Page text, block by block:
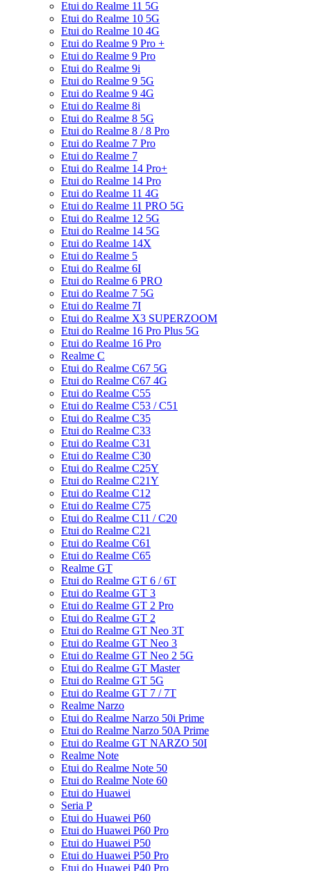
Etui do Realme 11 5G
Etui do Realme 10 5G
Etui do Realme 10 4G
Etui do Realme 9 Pro +
Etui do Realme 9 Pro
Etui do Realme 9i
Etui do Realme 9 5G
Etui do Realme 9 4G
Etui do Realme 8i
Etui do Realme 8 5G
Etui do Realme 8 / 8 Pro
Etui do Realme 7 Pro
Etui do Realme 7
Etui do Realme 14 Pro+
Etui do Realme 14 Pro
Etui do Realme 11 4G
Etui do Realme 11 PRO 5G
Etui do Realme 12 5G
Etui do Realme 14 5G
Etui do Realme 14X
Etui do Realme 5
Etui do Realme 6I
Etui do Realme 6 PRO
Etui do Realme 7 5G
Etui do Realme 7I
Etui do Realme X3 SUPERZOOM
Etui do Realme 16 Pro Plus 5G
Etui do Realme 16 Pro
Realme C
Etui do Realme C67 5G
Etui do Realme C67 4G
Etui do Realme C55
Etui do Realme C53 / C51
Etui do Realme C35
Etui do Realme C33
Etui do Realme C31
Etui do Realme C30
Etui do Realme C25Y
Etui do Realme C21Y
Etui do Realme C12
Etui do Realme C75
Etui do Realme C11 / C20
Etui do Realme C21
Etui do Realme C61
Etui do Realme C65
Realme GT
Etui do Realme GT 6 / 6T
Etui do Realme GT 3
Etui do Realme GT 2 Pro
Etui do Realme GT 2
Etui do Realme GT Neo 3T
Etui do Realme GT Neo 3
Etui do Realme GT Neo 2 5G
Etui do Realme GT Master
Etui do Realme GT 5G
Etui do Realme GT 7 / 7T
Realme Narzo
Etui do Realme Narzo 50i Prime
Etui do Realme Narzo 50A Prime
Etui do Realme GT NARZO 50I
Realme Note
Etui do Realme Note 50
Etui do Realme Note 60
Etui do Huawei
Seria P
Etui do Huawei P60
Etui do Huawei P60 Pro
Etui do Huawei P50
Etui do Huawei P50 Pro
Etui do Huawei P40 Pro